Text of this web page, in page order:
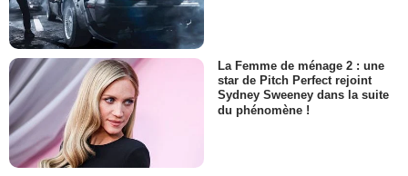
La Femme de ménage 2 : une
star de Pitch Perfect rejoint
Sydney Sweeney dans la suite
du phénomène !